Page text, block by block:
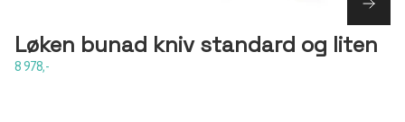
Løken bunad kniv standard og liten
8 978,-